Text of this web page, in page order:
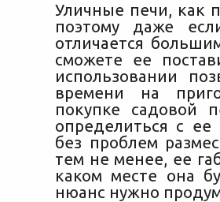
Уличные печи, как
поэтому даже
отличается
сможете ее
использовании
времени на
покупке садовой
определиться с
без проблем
тем не менее, ее
каком месте она
нюанс нужно